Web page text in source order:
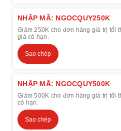
NHẬP MÃ: NGOCQUY250K
Giảm 250K cho đơn hàng giá trị tối
giá có hạn.
Sao chép
NHẬP MÃ: NGOCQUY500K
Giảm 500K cho đơn hàng giá trị tối
có hạn.
Sao chép